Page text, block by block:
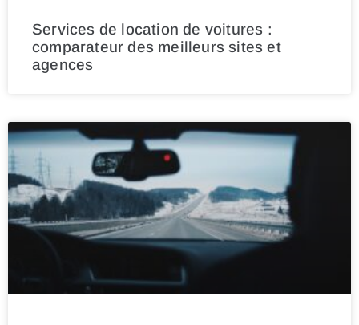
Services de location de voitures :
comparateur des meilleurs sites et
agences